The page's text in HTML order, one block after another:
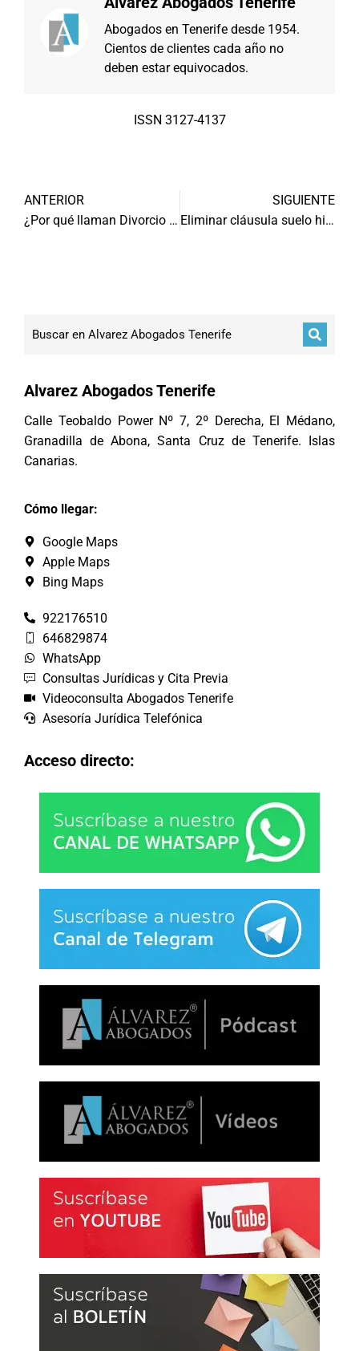
Abogados en Tenerife desde 1954.
Cientos de clientes cada año no
deben estar equivocados.
ISSN 3127-4137
ANTERIOR
¿Por qué llaman Divorcio Express al Divorcio mutuo acuerdo?
SIGUIENTE
Eliminar cláusula suelo hipoteca
Alvarez Abogados Tenerife
Calle Teobaldo Power Nº 7, 2º Derecha, El Médano,
Granadilla de Abona, Santa Cruz de Tenerife. Islas
Canarias.
Cómo llegar:
Google Maps
Apple Maps
Bing Maps
922176510
646829874
WhatsApp
Consultas Jurídicas y Cita Previa
Videoconsulta Abogados Tenerife
Asesoría Jurídica Telefónica
Acceso directo: